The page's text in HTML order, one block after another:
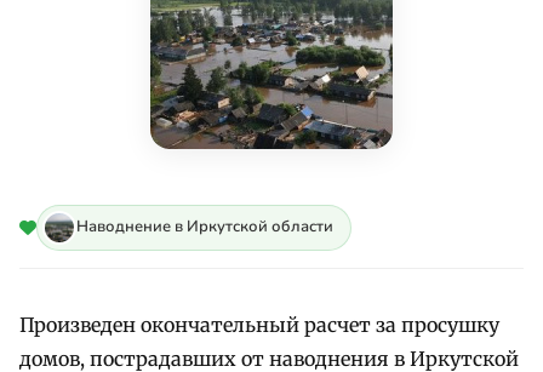
Наводнение в Иркутской области
Произведен окончательный расчет за просушку
домов, пострадавших от наводнения в Иркутской